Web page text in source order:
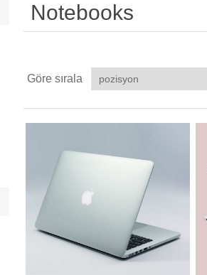
Notebooks
Göre sırala